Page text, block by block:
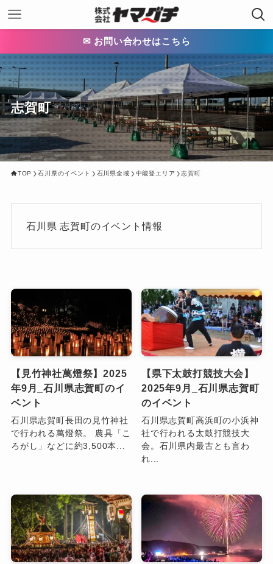
✉ お問い合わせはこちら
志賀町
TOP 石川県のイベント 石川県全域 中能登エリア 志賀町
石川県 志賀町のイベント情報
【見竹神社萬燈祭】2025
年9月_石川県志賀町のイ
ベント
石川県志賀町長田の見竹神社
で行われる萬燈祭。 農具「こ
ろがし」などに約3,500本...
【県下太鼓打競技大会】
2025年9月_石川県志賀町
のイベント
石川県志賀町高浜町の小浜神
社で行われる太鼓打競技大
会。石川県内最古とも言わ
れ...